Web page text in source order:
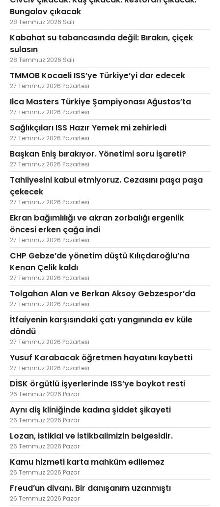
Bungalov çıkacak
28 Temmuz 2026 Salı
Kabahat su tabancasında değil: Bırakın, çiçek
sulasın
28 Temmuz 2026 Salı
TMMOB Kocaeli ISS’ye Türkiye’yi dar edecek
27 Temmuz 2026 Pazartesi
Ilca Masters Türkiye Şampiyonası Ağustos’ta
27 Temmuz 2026 Pazartesi
Sağlıkçıları ISS Hazır Yemek mi zehirledi
27 Temmuz 2026 Pazartesi
Başkan Eniş bırakıyor. Yönetimi soru işareti?
27 Temmuz 2026 Pazartesi
Tahliyesini kabul etmiyoruz. Cezasını paşa paşa
çekecek
27 Temmuz 2026 Pazartesi
Ekran bağımlılığı ve akran zorbalığı ergenlik
öncesi erken çağa indi
27 Temmuz 2026 Pazartesi
CHP Gebze’de yönetim düştü Kılıçdaroğlu’na
Kenan Çelik kaldı
27 Temmuz 2026 Pazartesi
Tolgahan Alan ve Berkan Aksoy Gebzespor’da
27 Temmuz 2026 Pazartesi
İtfaiyenin karşısındaki çatı yangınında ev küle
döndü
27 Temmuz 2026 Pazartesi
Yusuf Karabacak öğretmen hayatını kaybetti
27 Temmuz 2026 Pazartesi
DİSK örgütlü işyerlerinde ISS’ye boykot resti
26 Temmuz 2026 Pazar
Aynı diş kliniğinde kadına şiddet şikayeti
26 Temmuz 2026 Pazar
Lozan, istiklal ve istikbalimizin belgesidir.
26 Temmuz 2026 Pazar
Kamu hizmeti karta mahkûm edilemez
26 Temmuz 2026 Pazar
Freud’un divanı. Bir danışanım uzanmıştı
26 Temmuz 2026 Pazar